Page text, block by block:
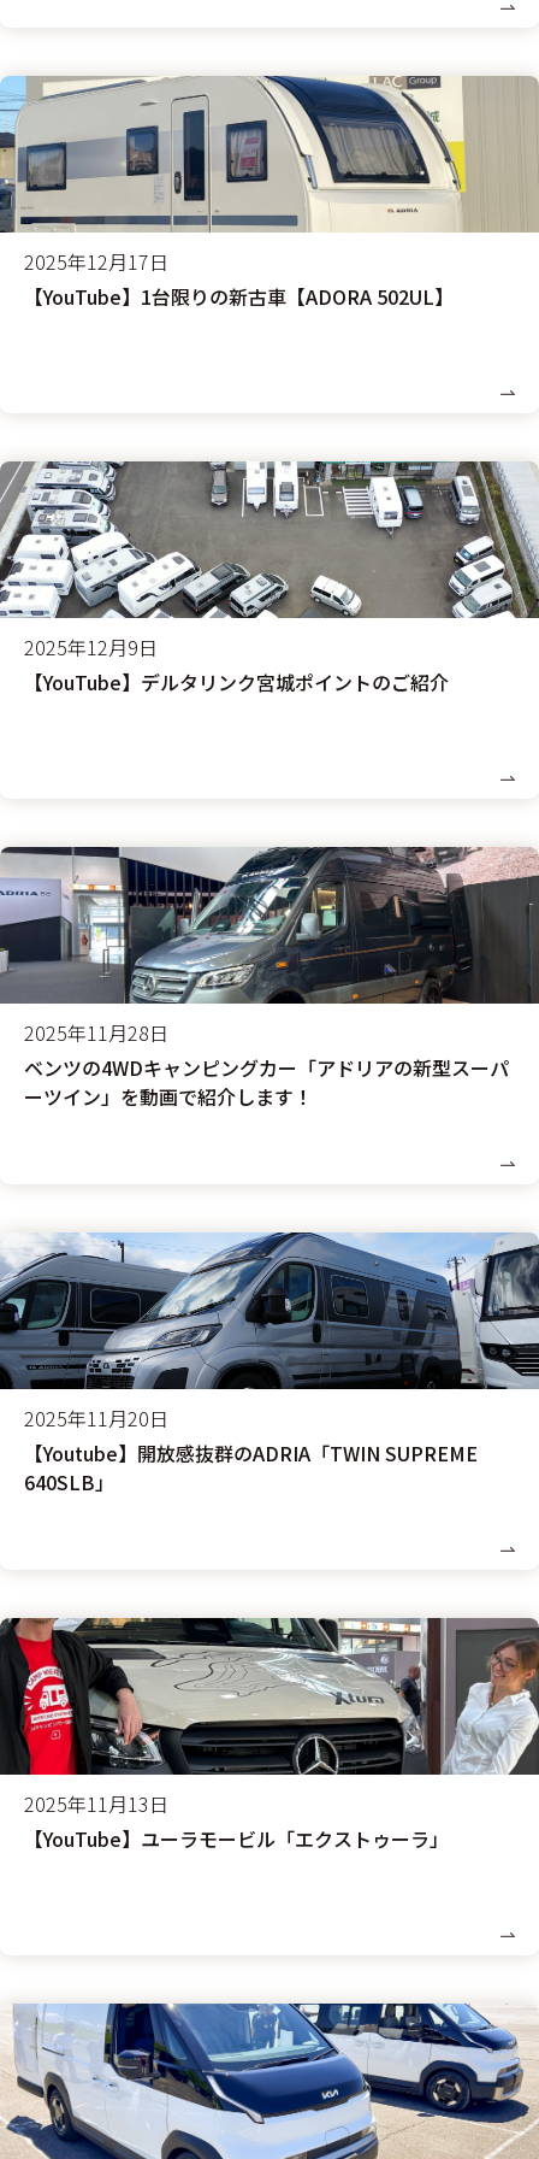
2025年12月17日
【YouTube】1台限りの新古車【ADORA 502UL】
2025年12月9日
【YouTube】デルタリンク宮城ポイントのご紹介
2025年11月28日
ベンツの4WDキャンピングカー「アドリアの新型スーパ
ーツイン」を動画で紹介します！
2025年11月20日
【Youtube】開放感抜群のADRIA「TWIN SUPREME
640SLB」
2025年11月13日
【YouTube】ユーラモービル「エクストゥーラ」